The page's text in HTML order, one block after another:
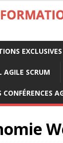
EXCLUSIVES
AGILE SCRUM